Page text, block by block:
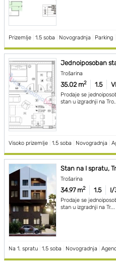
Prizemlje 1.5 soba Novogradnja Parking
Jednoiposoban
Trošarina
35.02 m2 1.5
Prodaje se
stan u izgradnji na
Visoko prizemlje 1.5 soba Novogradnja
Stan na I spratu,
Trošarina
34.97 m2 1.5 I/
Prodaje se
stan u izgradnji na Tr...
Na 1. spratu 1.5 soba Novogradnja